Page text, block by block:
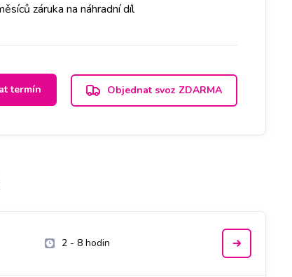
záruka na náhradní díl
termín Objednat svoz ZDARMA
2 - 8 hodin